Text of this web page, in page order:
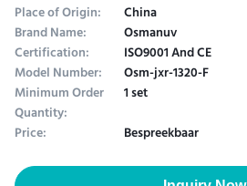
Place of Origin:
China
Brand Name: Osmanuv
Certification: ISO9001 And CE
Model Number: Osm-jxr-1320-F
Minimum Order
Quantity:
1 set
Price:
Bespreekbaar